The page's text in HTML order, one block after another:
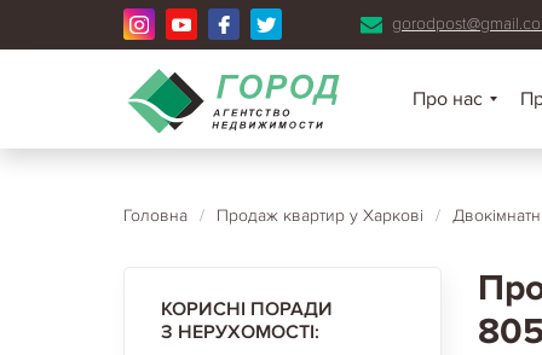
Про нас
Головна / Продаж квартир у Харкові /
КОРИСНІ ПОРАДИ
З НЕРУХОМОСТІ: